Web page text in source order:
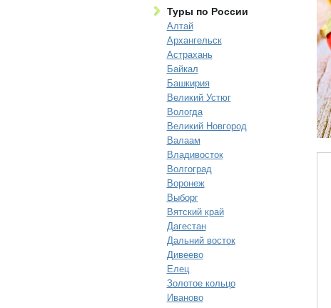
Туры по России
Алтай
Архангельск
Астрахань
Байкал
Башкирия
Великий Устюг
Вологда
Великий Новгород
Валаам
Владивосток
Волгоград
Воронеж
Выборг
Вятский край
Дагестан
Дальний восток
Дивеево
Елец
Золотое кольцо
Иваново